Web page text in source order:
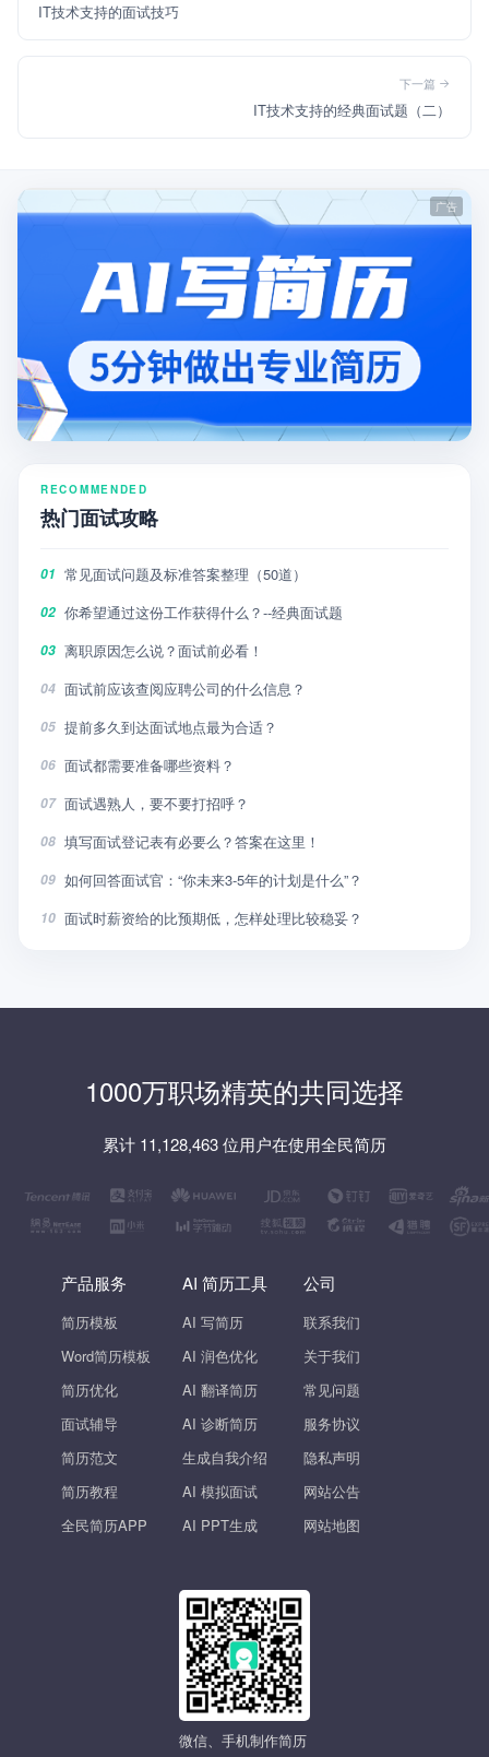
IT技术支持的面试技巧
下一篇
IT技术支持的经典面试题（二）
RECOMMENDED
热门面试攻略
01 常见面试问题及标准答案整理（50道）
02 你希望通过这份工作获得什么？--经典面试题
03 离职原因怎么说？面试前必看！
04 面试前应该查阅应聘公司的什么信息？
05 提前多久到达面试地点最为合适？
06 面试都需要准备哪些资料？
07 面试遇熟人，要不要打招呼？
08 填写面试登记表有必要么？答案在这里！
09 如何回答面试官：“你未来3-5年的计划是什么”？
10 面试时薪资给的比预期低，怎样处理比较稳妥？
1000万职场精英的共同选择
累计 11,128,463 位用户在使用全民简历
产品服务
简历模板
Word简历模板
简历优化
面试辅导
简历范文
简历教程
全民简历APP
AI 简历工具
AI 写简历
AI 润色优化
AI 翻译简历
AI 诊断简历
生成自我介绍
AI 模拟面试
AI PPT生成
公司
联系我们
关于我们
常见问题
服务协议
隐私声明
网站公告
网站地图
微信、手机制作简历